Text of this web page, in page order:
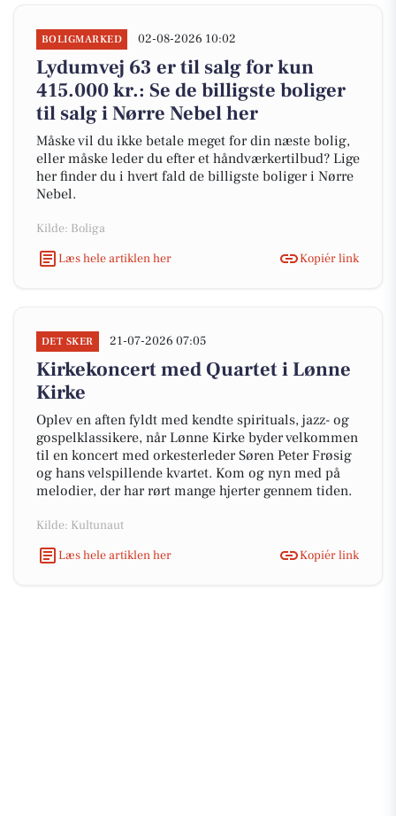
BOLIGMARKED 02-08-2026 10:02
Lydumvej 63 er til salg for kun
415.000 kr.: Se de billigste boliger
til salg i Nørre Nebel her
Måske vil du ikke betale meget for din næste bolig,
eller måske leder du efter et håndværkertilbud? Lige
her finder du i hvert fald de billigste boliger i Nørre
Nebel.
Kilde: Boliga
Læs hele artiklen her
Kopiér link
DET SKER 21-07-2026 07:05
Kirkekoncert med Quartet i Lønne
Kirke
Oplev en aften fyldt med kendte spirituals, jazz- og
gospelklassikere, når Lønne Kirke byder velkommen
til en koncert med orkesterleder Søren Peter Frøsig
og hans velspillende kvartet. Kom og nyn med på
melodier, der har rørt mange hjerter gennem tiden.
Kilde: Kultunaut
Læs hele artiklen her
Kopiér link